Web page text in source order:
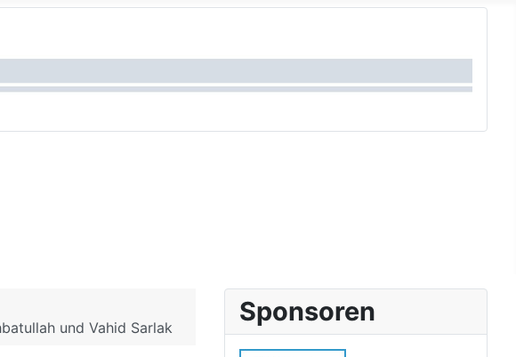
und Vahid Sarlak
Sponsoren